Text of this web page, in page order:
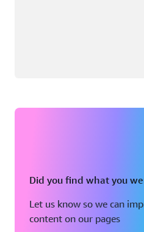
Did you find what you
Let us know so we can
content on our pages